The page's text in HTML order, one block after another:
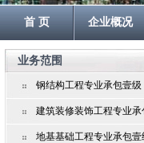
首 页 企业概况
业务范围
钢结构工程专业承包壹级
建筑装修装饰工程专业承
地基基础工程专业承包壹